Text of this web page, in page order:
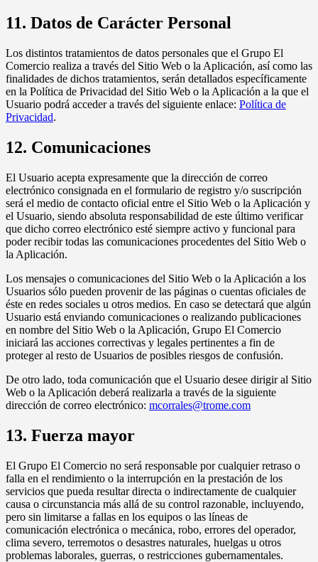
11. Datos de Carácter Personal
Los distintos tratamientos de datos personales que el Grupo El
Comercio realiza a través del Sitio Web o la Aplicación, así como las
finalidades de dichos tratamientos, serán detallados específicamente
en la Política de Privacidad del Sitio Web o la Aplicación a la que el
Usuario podrá acceder a través del siguiente enlace: Política de
Privacidad.
12. Comunicaciones
El Usuario acepta expresamente que la dirección de correo
electrónico consignada en el formulario de registro y/o suscripción
será el medio de contacto oficial entre el Sitio Web o la Aplicación y
el Usuario, siendo absoluta responsabilidad de este último verificar
que dicho correo electrónico esté siempre activo y funcional para
poder recibir todas las comunicaciones procedentes del Sitio Web o
la Aplicación.
Los mensajes o comunicaciones del Sitio Web o la Aplicación a los
Usuarios sólo pueden provenir de las páginas o cuentas oficiales de
éste en redes sociales u otros medios. En caso se detectará que algún
Usuario está enviando comunicaciones o realizando publicaciones
en nombre del Sitio Web o la Aplicación, Grupo El Comercio
iniciará las acciones correctivas y legales pertinentes a fin de
proteger al resto de Usuarios de posibles riesgos de confusión.
De otro lado, toda comunicación que el Usuario desee dirigir al Sitio
Web o la Aplicación deberá realizarla a través de la siguiente
dirección de correo electrónico: mcorrales@trome.com
13. Fuerza mayor
El Grupo El Comercio no será responsable por cualquier retraso o
falla en el rendimiento o la interrupción en la prestación de los
servicios que pueda resultar directa o indirectamente de cualquier
causa o circunstancia más allá de su control razonable, incluyendo,
pero sin limitarse a fallas en los equipos o las líneas de
comunicación electrónica o mecánica, robo, errores del operador,
clima severo, terremotos o desastres naturales, huelgas u otros
problemas laborales, guerras, o restricciones gubernamentales.